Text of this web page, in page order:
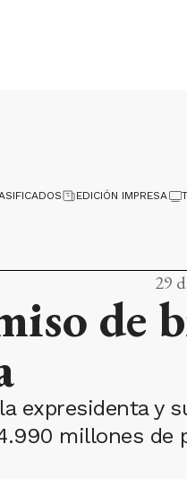
EDICIÓN IMPRESA
29
de
expresidenta y
millones de